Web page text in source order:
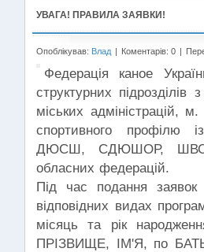
УВАГА! ПРАВИЛА ЗАЯВКИ!
Опоблікував: Влад | Коментарів: 0 |
Федерація каное
структурних
міських адміністрацій,
спортивного профілю
ДЮСШ, СДЮШОР,
обласних федерацій.
Під час подання
відповідних видах
місяць та рік
ПРІЗВИЩЕ, ІМ'Я, по